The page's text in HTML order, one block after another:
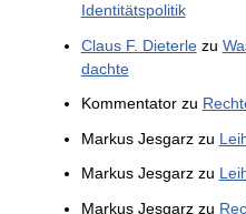
Identitätspolitik
Claus F. Dieterlezu
dachte
Kommentatorzu
Markus Jesgarzzu
Markus Jesgarzzu
Markus Jesgarzzu